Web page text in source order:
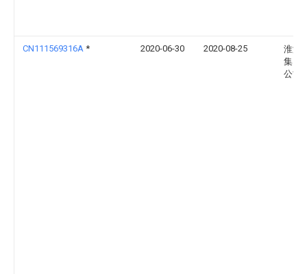
CN111569316A * 2020-06-30 2020-08-25
淮海
集团
公司